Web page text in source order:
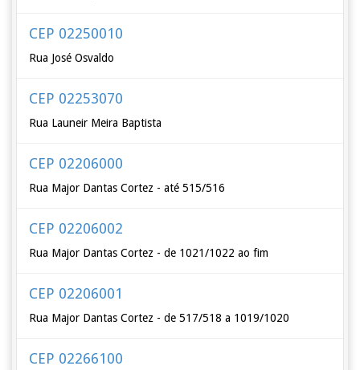
CEP 02250010
Rua José Osvaldo
CEP 02253070
Rua Launeir Meira Baptista
CEP 02206000
Rua Major Dantas Cortez - até 515/516
CEP 02206002
Rua Major Dantas Cortez - de 1021/1022 ao fim
CEP 02206001
Rua Major Dantas Cortez - de 517/518 a 1019/1020
CEP 02266100